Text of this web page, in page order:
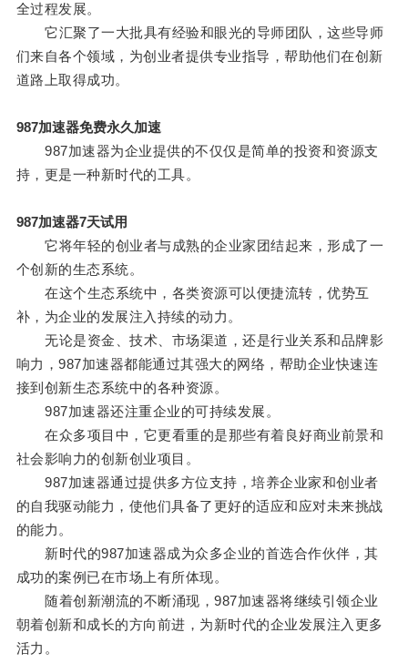
全过程发展。
它汇聚了一大批具有经验和眼光的导师团队，这些导师
们来自各个领域，为创业者提供专业指导，帮助他们在创新
道路上取得成功。
987加速器免费永久加速
987加速器为企业提供的不仅仅是简单的投资和资源支
持，更是一种新时代的工具。
987加速器7天试用
它将年轻的创业者与成熟的企业家团结起来，形成了一
个创新的生态系统。
在这个生态系统中，各类资源可以便捷流转，优势互
补，为企业的发展注入持续的动力。
无论是资金、技术、市场渠道，还是行业关系和品牌影
响力，987加速器都能通过其强大的网络，帮助企业快速连
接到创新生态系统中的各种资源。
987加速器还注重企业的可持续发展。
在众多项目中，它更看重的是那些有着良好商业前景和
社会影响力的创新创业项目。
987加速器通过提供多方位支持，培养企业家和创业者
的自我驱动能力，使他们具备了更好的适应和应对未来挑战
的能力。
新时代的987加速器成为众多企业的首选合作伙伴，其
成功的案例已在市场上有所体现。
随着创新潮流的不断涌现，987加速器将继续引领企业
朝着创新和成长的方向前进，为新时代的企业发展注入更多
活力。